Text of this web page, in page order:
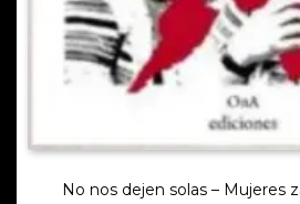
No nos dejen solas – Mujeres